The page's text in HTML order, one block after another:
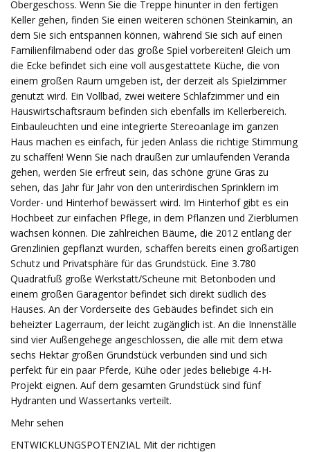
Obergeschoss. Wenn Sie die Treppe hinunter in den fertigen
Keller gehen, finden Sie einen weiteren schönen Steinkamin, an
dem Sie sich entspannen können, während Sie sich auf einen
Familienfilmabend oder das große Spiel vorbereiten! Gleich um
die Ecke befindet sich eine voll ausgestattete Küche, die von
einem großen Raum umgeben ist, der derzeit als Spielzimmer
genutzt wird. Ein Vollbad, zwei weitere Schlafzimmer und ein
Hauswirtschaftsraum befinden sich ebenfalls im Kellerbereich.
Einbauleuchten und eine integrierte Stereoanlage im ganzen
Haus machen es einfach, für jeden Anlass die richtige Stimmung
zu schaffen! Wenn Sie nach draußen zur umlaufenden Veranda
gehen, werden Sie erfreut sein, das schöne grüne Gras zu
sehen, das Jahr für Jahr von den unterirdischen Sprinklern im
Vorder- und Hinterhof bewässert wird. Im Hinterhof gibt es ein
Hochbeet zur einfachen Pflege, in dem Pflanzen und Zierblumen
wachsen können. Die zahlreichen Bäume, die 2012 entlang der
Grenzlinien gepflanzt wurden, schaffen bereits einen großartigen
Schutz und Privatsphäre für das Grundstück. Eine 3.780
Quadratfuß große Werkstatt/Scheune mit Betonboden und
einem großen Garagentor befindet sich direkt südlich des
Hauses. An der Vorderseite des Gebäudes befindet sich ein
beheizter Lagerraum, der leicht zugänglich ist. An die Innenställe
sind vier Außengehege angeschlossen, die alle mit dem etwa
sechs Hektar großen Grundstück verbunden sind und sich
perfekt für ein paar Pferde, Kühe oder jedes beliebige 4-H-
Projekt eignen. Auf dem gesamten Grundstück sind fünf
Hydranten und Wassertanks verteilt.
Mehr sehen
ENTWICKLUNGSPOTENZIAL Mit der richtigen